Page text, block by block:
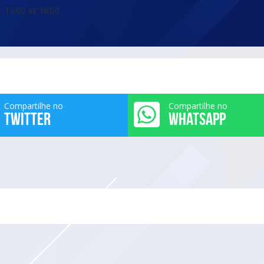
as 16:00
Compartilhe no
TWITTER
Compartilhe no
WHATSAPP